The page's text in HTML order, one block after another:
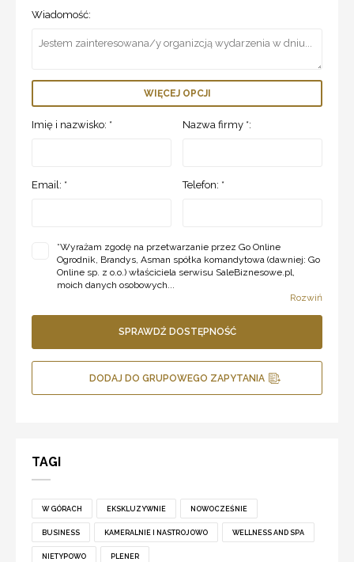
Wiadomość:
WIĘCEJ OPCJI
Imię i nazwisko: * Nazwa firmy *:
Email: * Telefon: *
*Wyrażam zgodę na przetwarzanie przez Go Online
Ogrodnik, Brandys, Asman spółka komandytowa (dawniej: Go
Online sp. z o.o.) właściciela serwisu SaleBiznesowe.pl,
moich danych osobowych...
Rozwiń
SPRAWDŹ DOSTĘPNOŚĆ
DODAJ DO GRUPOWEGO ZAPYTANIA
TAGI
W GÓRACH EKSKLUZYWNIE NOWOCZEŚNIE
BUSINESS KAMERALNIE I NASTROJOWO WELLNESS AND SPA
NIETYPOWO PLENER